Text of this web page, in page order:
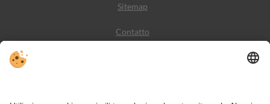
Sitemap
Contatto